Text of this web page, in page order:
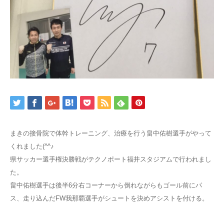
まきの接骨院で体幹トレーニング、治療を行う畠中佑樹選手がやって
くれました(^^♪
県サッカー選手権決勝戦がテクノポート福井スタジアムで行われまし
た。
畠中佑樹選手は後半6分右コーナーから倒れながらもゴール前にパ
ス、走り込んだFW我那覇選手がシュートを決めアシストを付ける。
ブログ